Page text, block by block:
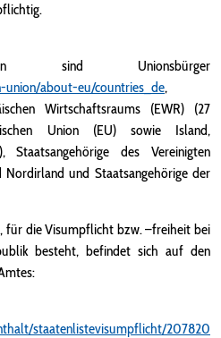
sind Unionsbürger
union/about-eu/countries_de,
Wirtschaftsraums (EWR) (27
Union (EU) sowie Island,
Staatsangehörige des Vereinigten
Nordirland und Staatsangehörige der
für die Visumpflicht bzw. –freiheit bei
besteht, befindet sich auf den
staatenlistevisumpflicht/207820